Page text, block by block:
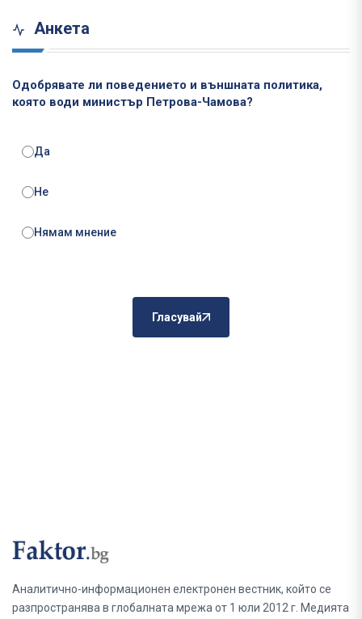
Анкета
Одобрявате ли поведението и външната политика,
която води министър Петрова-Чамова?
Да
Не
Нямам мнение
Гласувай
Аналитично-информационен електронен вестник, който се
разпространява в глобалната мрежа от 1 юли 2012 г. Медията